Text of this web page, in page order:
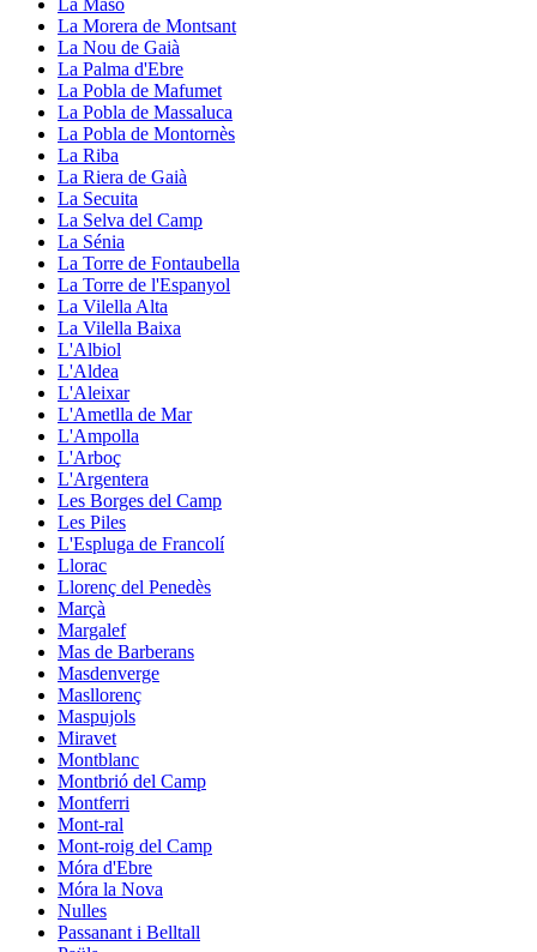
La Morera de Montsant
La Nou de Gaià
La Palma d'Ebre
La Pobla de Mafumet
La Pobla de Massaluca
La Pobla de Montornès
La Riba
La Riera de Gaià
La Secuita
La Selva del Camp
La Sénia
La Torre de Fontaubella
La Torre de l'Espanyol
La Vilella Alta
La Vilella Baixa
L'Albiol
L'Aldea
L'Aleixar
L'Ametlla de Mar
L'Ampolla
L'Arboç
L'Argentera
Les Borges del Camp
Les Piles
L'Espluga de Francolí
Llorac
Llorenç del Penedès
Marçà
Margalef
Mas de Barberans
Masdenverge
Masllorenç
Maspujols
Miravet
Montblanc
Montbrió del Camp
Montferri
Mont-ral
Mont-roig del Camp
Móra d'Ebre
Móra la Nova
Nulles
Passanant i Belltall